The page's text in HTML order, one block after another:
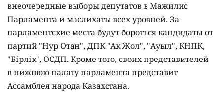
внеочередные выборы депутатов в Мажилис
Парламента и маслихаты всех уровней. За
парламентские места будут бороться кандидаты от
партий "Нур Отан", ДПК "Ак Жол", "Ауыл", КНПК,
"Бірлік", ОСДП. Кроме того, своих представителей
в нижнюю палату парламента представит
Ассамблея народа Казахстана.